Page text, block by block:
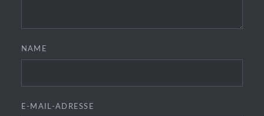
NAME
E-MAIL-ADRESSE